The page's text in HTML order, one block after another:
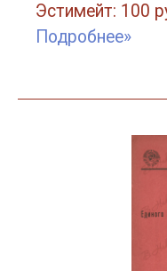
Эстимейт: 100
Подробнее»